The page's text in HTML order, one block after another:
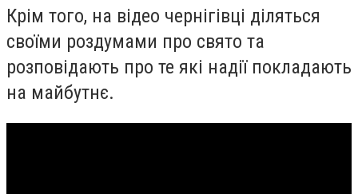
Крім того, на відео чернігівці діляться
своїми роздумами про свято та
розповідають про те які надії покладають
на майбутнє.